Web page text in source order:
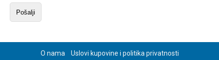
O nama
Uslovi kupovine i politika privatnosti